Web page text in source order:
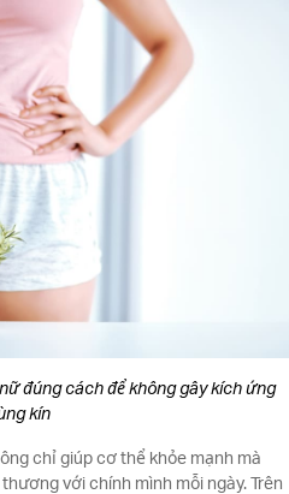
đúng cách để không gây kích ứng
kín
chỉ giúp cơ thể khỏe mạnh mà
với chính mình mỗi ngày. Trên